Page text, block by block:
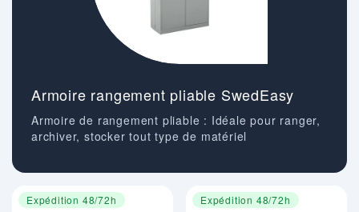
Armoire rangement pliable SwedEasy
Armoire de rangement pliable : Idéale pour ranger,
archiver, stocker tout type de matériel
Expédition 48/72h Expédition 48/72h